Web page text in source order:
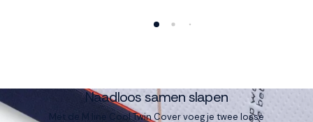
Naadloos samen slapen
Met de M line Cool Twin Cover voeg je twee losse